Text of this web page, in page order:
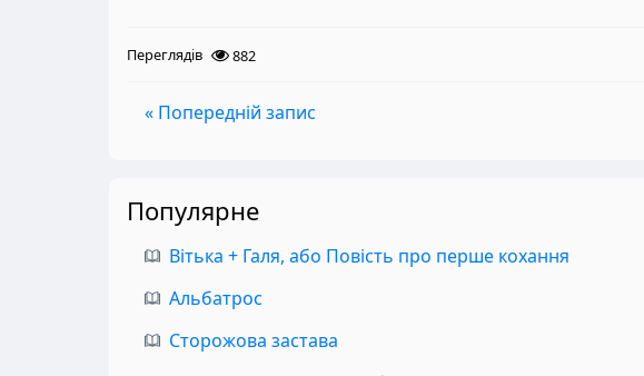
Переглядів 882
« Попередній запис
Популярне
Вітька + Галя, або Повість про перше кохання
Альбатрос
Сторожова застава